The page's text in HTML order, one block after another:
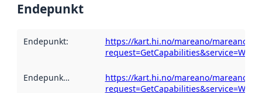
Endepunkt
Endepunkt:
https://kart.hi.no/mareano/
request=GetCapabilities&service=WFS
Endepunktbeskrivelse :
https://kart.hi.no/mareano/
request=GetCapabilities&service=WFS